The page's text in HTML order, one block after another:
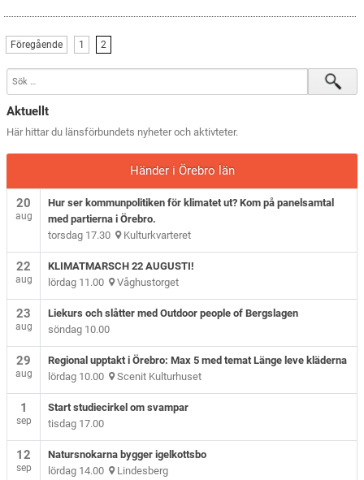
Föregående 1 2
Aktuellt
Här hittar du länsförbundets nyheter och aktivteter.
Händer i Örebro län
20
aug
Hur ser kommunpolitiken för klimatet ut? Kom på panelsamtal
med partierna i Örebro.
torsdag 17.30 Kulturkvarteret
22
aug
KLIMATMARSCH 22 AUGUSTI!
lördag 11.00 Våghustorget
23
aug
Liekurs och slåtter med Outdoor people of Bergslagen
söndag 10.00
29
aug
Regional upptakt i Örebro: Max 5 med temat Länge leve kläderna
lördag 10.00 Scenit Kulturhuset
1
sep
Start studiecirkel om svampar
tisdag 17.00
12
sep
Natursnokarna bygger igelkottsbo
lördag 14.00 Lindesberg